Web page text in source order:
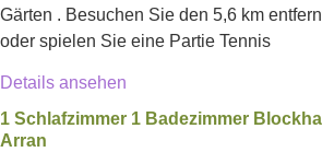
Gärten . Besuchen Sie den 5,6 km
oder spielen Sie eine Partie Tennis
Details ansehen
1 Schlafzimmer 1 Badezimmer
Arran